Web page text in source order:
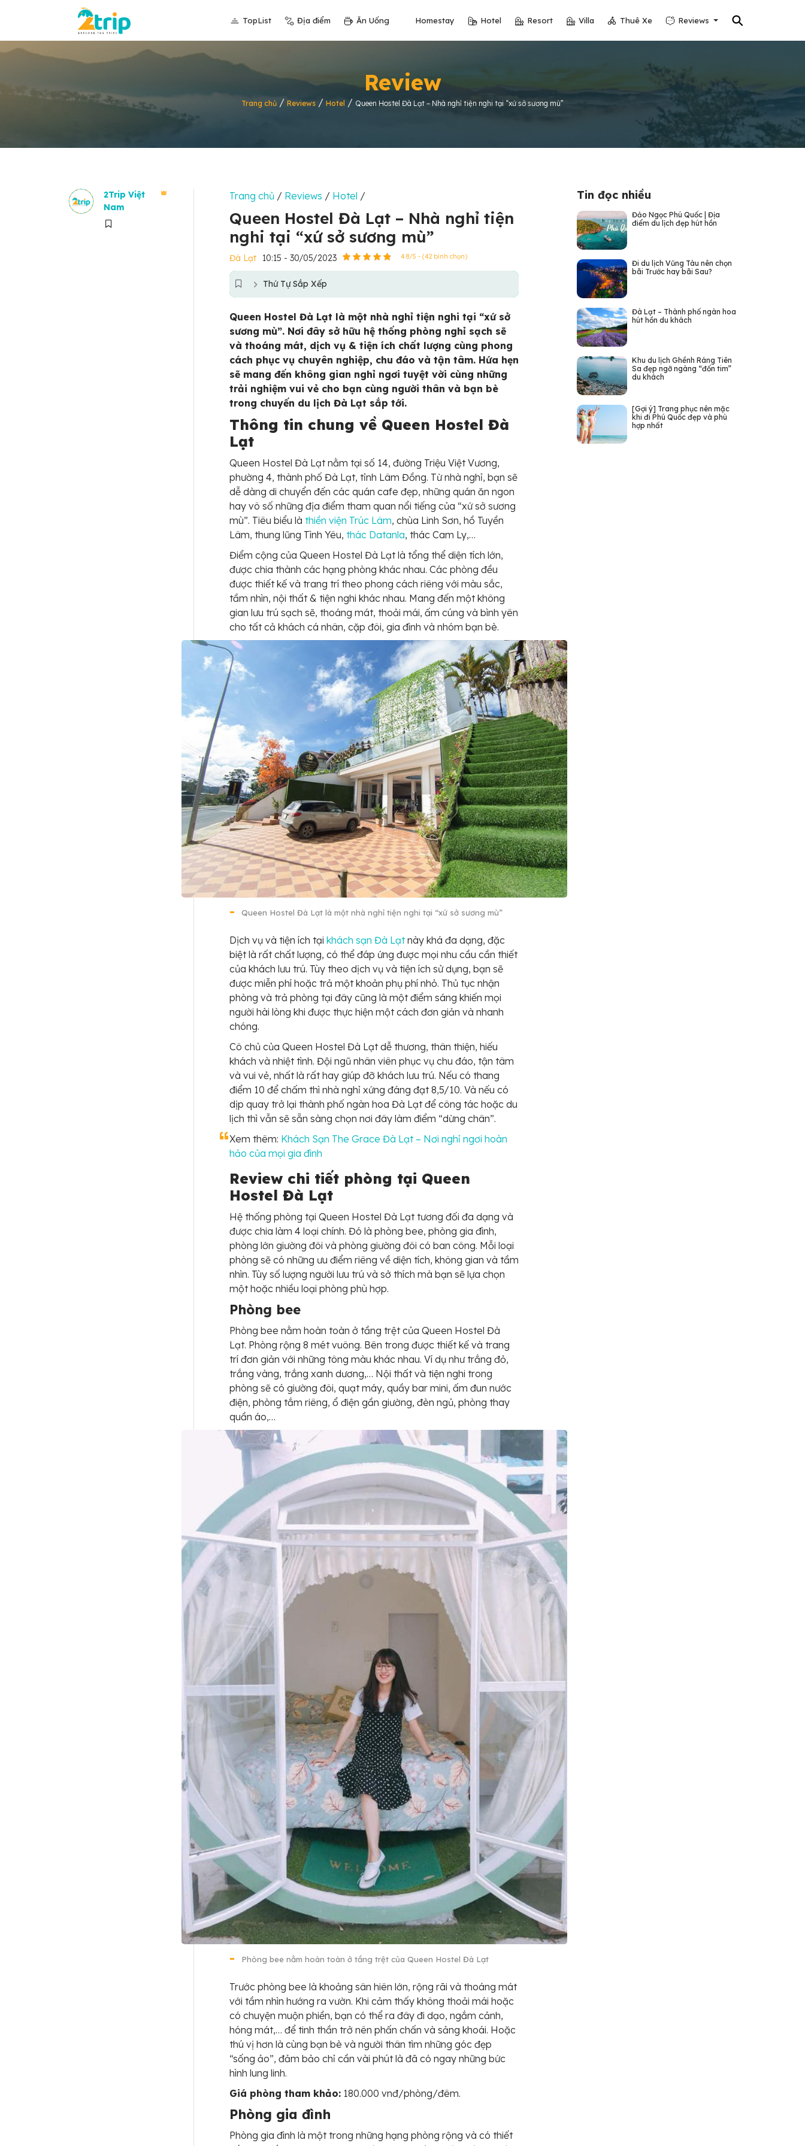
⚲
TopList Địa điểm Ăn Uống Homestay Hotel Resort Villa Thuê Xe Reviews
Review
Trang chủ / Reviews / Hotel / Queen Hostel Đà Lạt – Nhà nghỉ tiện nghi tại “xứ sở sương mù”
2Trip Việt
Nam
Trang chủ / Reviews / Hotel /
Queen Hostel Đà Lạt – Nhà nghỉ tiện
nghi tại “xứ sở sương mù”
Đà Lạt 10:15 - 30/05/2023 4.8/5 - (42 bình chọn)
Thứ Tự Sắp Xếp
Queen Hostel Đà Lạt là một nhà nghỉ tiện nghi tại “xứ sở
sương mù”. Nơi đây sở hữu hệ thống phòng nghỉ sạch sẽ
và thoáng mát, dịch vụ & tiện ích chất lượng cùng phong
cách phục vụ chuyên nghiệp, chu đáo và tận tâm. Hứa hẹn
sẽ mang đến không gian nghỉ ngơi tuyệt vời cùng những
trải nghiệm vui vẻ cho bạn cùng người thân và bạn bè
trong chuyến du lịch Đà Lạt sắp tới.
Thông tin chung về Queen Hostel Đà
Lạt
Queen Hostel Đà Lạt nằm tại số 14, đường Triệu Việt Vương,
phường 4, thành phố Đà Lạt, tỉnh Lâm Đồng. Từ nhà nghỉ, bạn sẽ
dễ dàng di chuyển đến các quán cafe đẹp, những quán ăn ngon
hay vô số những địa điểm tham quan nổi tiếng của “xứ sở sương
mù”. Tiêu biểu là thiền viện Trúc Lâm, chùa Linh Sơn, hồ Tuyền
Lâm, thung lũng Tình Yêu, thác Datanla, thác Cam Ly,…
Điểm cộng của Queen Hostel Đà Lạt là tổng thể diện tích lớn,
được chia thành các hạng phòng khác nhau. Các phòng đều
được thiết kế và trang trí theo phong cách riêng với màu sắc,
tầm nhìn, nội thất & tiện nghi khác nhau. Mang đến một không
gian lưu trú sạch sẽ, thoáng mát, thoải mái, ấm cúng và bình yên
cho tất cả khách cá nhân, cặp đôi, gia đình và nhóm bạn bè.
Queen Hostel Đà Lạt là một nhà nghỉ tiện nghi tại “xứ sở sương mù”
Dịch vụ và tiện ích tạikhách sạn Đà Lạtnày khá đa dạng, đặc
biệt là rất chất lượng, có thể đáp ứng được mọi nhu cầu cần thiết
của khách lưu trú. Tùy theo dịch vụ và tiện ích sử dụng, bạn sẽ
được miễn phí hoặc trả một khoản phụ phí nhỏ. Thủ tục nhận
phòng và trả phòng tại đây cũng là một điểm sáng khiến mọi
người hài lòng khi được thực hiện một cách đơn giản và nhanh
chóng.
Cô chủ của Queen Hostel Đà Lạt dễ thương, thân thiện, hiếu
khách và nhiệt tình. Đội ngũ nhân viên phục vụ chu đáo, tận tâm
và vui vẻ, nhất là rất hay giúp đỡ khách lưu trú. Nếu có thang
điểm 10 để chấm thì nhà nghỉ xứng đáng đạt 8,5/10. Và nếu có
dịp quay trở lại thành phố ngàn hoa Đà Lạt để công tác hoặc du
lịch thì vẫn sẽ sẵn sàng chọn nơi đây làm điểm “dừng chân”.
Xem thêm: Khách Sạn The Grace Đà Lạt – Nơi nghỉ ngơi hoàn
hảo của mọi gia đình
Review chi tiết phòng tại Queen
Hostel Đà Lạt
Hệ thống phòng tại Queen Hostel Đà Lạt tương đối đa dạng và
được chia làm 4 loại chính. Đó là phòng bee, phòng gia đình,
phòng lớn giường đôi và phòng giường đôi có ban công. Mỗi loại
phòng sẽ có những ưu điểm riêng về diện tích, không gian và tầm
nhìn. Tùy số lượng người lưu trú và sở thích mà bạn sẽ lựa chọn
một hoặc nhiều loại phòng phù hợp.
Phòng bee
Phòng bee nằm hoàn toàn ở tầng trệt của Queen Hostel Đà
Lạt. Phòng rộng 8 mét vuông. Bên trong được thiết kế và trang
trí đơn giản với những tông màu khác nhau. Ví dụ như trắng đỏ,
trắng vàng, trắng xanh dương,… Nội thất và tiện nghi trong
phòng sẽ có giường đôi, quạt máy, quầy bar mini, ấm đun nước
điện, phòng tắm riêng, ổ điện gần giường, đèn ngủ, phòng thay
quần áo,…
Phòng bee nằm hoàn toàn ở tầng trệt của Queen Hostel Đà Lạt
Trước phòng bee là khoảng sân hiên lớn, rộng rãi và thoáng mát
với tầm nhìn hướng ra vườn. Khi cảm thấy không thoải mái hoặc
có chuyện muộn phiền, bạn có thể ra đây đi dạo, ngắm cảnh,
hóng mát,… để tinh thần trở nên phấn chấn và sảng khoái. Hoặc
thú vị hơn là cùng bạn bè và người thân tìm những góc đẹp
“sống ảo”, đảm bảo chỉ cần vài phút là đã có ngay những bức
hình lung linh.
Giá phòng tham khảo: 180.000 vnđ/phòng/đêm.
Phòng gia đình
Phòng gia đình là một trong những hạng phòng rộng và có thiết
Tin đọc nhiều
Đảo Ngọc Phú Quốc | Địa
điểm du lịch đẹp hút hồn
Đi du lịch Vũng Tàu nên chọn
bãi Trước hay bãi Sau?
Đà Lạt – Thành phố ngàn hoa
hút hồn du khách
Khu du lịch Ghềnh Ráng Tiên
Sa đẹp ngỡ ngàng “đốn tim”
du khách
[Gợi ý] Trang phục nên mặc
khi đi Phú Quốc đẹp và phù
hợp nhất